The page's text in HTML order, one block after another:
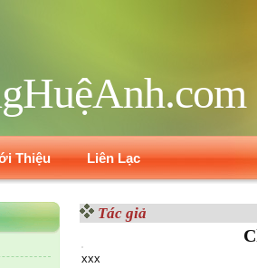
Thiệu Liên Lạc
Tác giả
xxx